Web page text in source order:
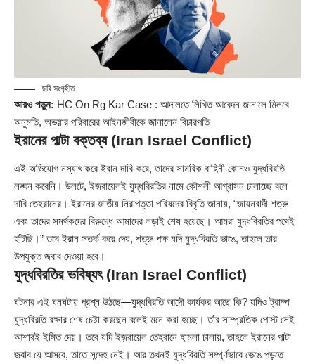
ছবি সংগৃহীত
আরও পড়ুন: HC On Rg Kar Case : আদালতে লিখিত আবেদন জানালে মিলবে
অনুমতি, অভয়ার পরিবারের আইনজীবীকে জানালেন বিচারপতি
ইরানের পাল্টা বক্তব্য (Iran Israel Conflict)
এই অভিযোগ নস্যাৎ করে ইরান দাবি করে, তাদের সামরিক বাহিনী কোনও যুদ্ধবিরতি
লঙ্ঘন করেনি। উলটে, ইজ়রায়েলই যুদ্ধবিরতির নামে কৌশলী আগ্রাসন চালাচ্ছে বলে
দাবি তেহরানের। ইরানের জাতীয় নিরাপত্তা পরিষদের বিবৃতি জানায়, “জায়নবাদী শত্রু
এবং তাদের সমর্থকদের বিরুদ্ধে আমাদের লড়াই শেষ হয়েছে। আমরা যুদ্ধবিরতির পথেই
হাঁটছি।” তবে ইরান সতর্ক করে দেয়, শত্রু পক্ষ যদি যুদ্ধবিরতি ভাঙে, তাহলে তার
উপযুক্ত জবাব দেওয়া হবে।
যুদ্ধবিরতির ভবিষ্যৎ (Iran Israel Conflict)
ঘটনার এই ঘনঘটায় প্রশ্ন উঠছে—যুদ্ধবিরতি আদৌ কার্যকর আছে কি? যদিও ট্রাম্প
যুদ্ধবিরতি রক্ষার শেষ চেষ্টা করছেন বলেই মনে করা হচ্ছে। তাঁর সাম্প্রতিক পোস্ট সেই
আশারই ইঙ্গিত দেয়। তবে যদি ইজ়রায়েল তেহরানে হামলা চালায়, তাহলে ইরানের পাল্টা
জবাব যে আসবে, তাতে সন্দেহ নেই। আর তখনই যুদ্ধবিরতি সম্পূর্ণভাবে ভেঙে পড়তে